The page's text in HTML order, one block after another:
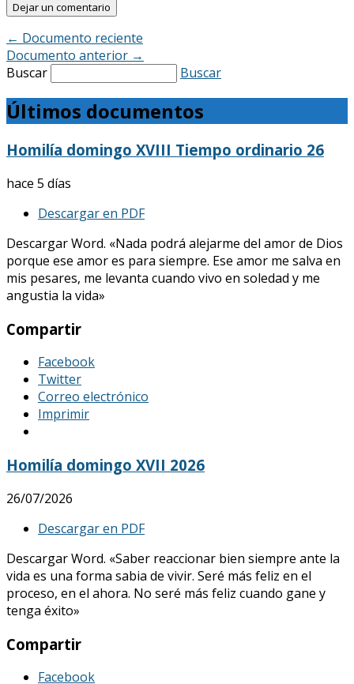
← Documento reciente
Documento anterior →
Buscar
Buscar
Últimos documentos
Homilía domingo XVIII Tiempo ordinario 26
hace 5 días
Descargar en PDF
Descargar Word. «Nada podrá alejarme del amor de Dios
porque ese amor es para siempre. Ese amor me salva en
mis pesares, me levanta cuando vivo en soledad y me
angustia la vida»
Compartir
Facebook
Twitter
Correo electrónico
Imprimir
Homilía domingo XVII 2026
26/07/2026
Descargar en PDF
Descargar Word. «Saber reaccionar bien siempre ante la
vida es una forma sabia de vivir. Seré más feliz en el
proceso, en el ahora. No seré más feliz cuando gane y
tenga éxito»
Compartir
Facebook